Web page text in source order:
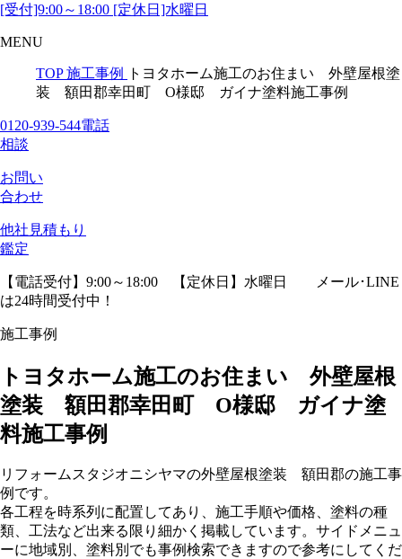
[受付]9:00～18:00 [定休日]水曜日
MENU
TOP 施工事例
トヨタホーム施工のお住まい 外壁屋根塗
装 額田郡幸田町 O様邸 ガイナ塗料施工事例
0120-939-544電話
相談
お問い
合わせ
他社見積もり
鑑定
【電話受付】9:00～18:00 【定休日】水曜日
メール･LINE
は24時間受付中！
施工事例
トヨタホーム施工のお住まい 外壁屋根
塗装 額田郡幸田町 O様邸 ガイナ塗
料施工事例
リフォームスタジオニシヤマの外壁屋根塗装 額田郡の施工事
例です。
各工程を時系列に配置してあり、施工手順や価格、塗料の種
類、工法など出来る限り細かく掲載しています。サイドメニュ
ーに地域別、塗料別でも事例検索できますので参考にしてくだ